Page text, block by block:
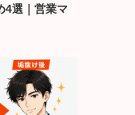
4選｜営業マ